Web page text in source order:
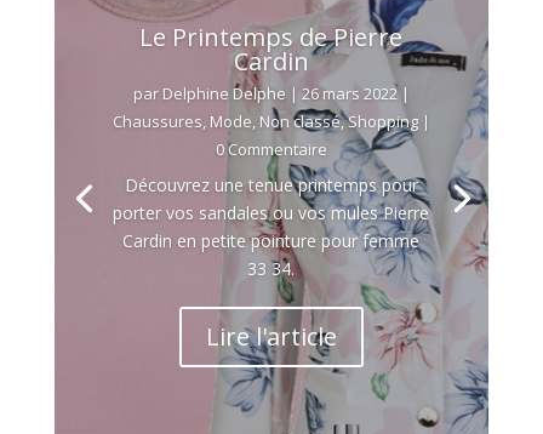
Le Printemps de Pierre
Cardin
par Delphine Delphe | 26 mars 2022|
Chaussures, Mode, Non classé,Shopping|
0 Commentaire
Découvrez une tenue printemps pour
porter vos sandales ou vos mules Pierre
Cardin en petite pointure pour femme
33 34.
Lire l'article